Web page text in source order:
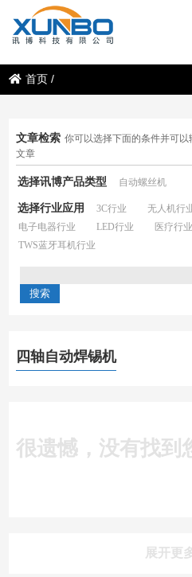
首页 /
文章检索 你可以选择下面的条件并可
文章
选择讯博产品类型 自动螺丝机
选择行业应用 3C行业 无人机行
电子电器行业
LED行业 医疗行业
TWS蓝牙耳机行业
四轴自动焊锡机
很遗憾，没有找到
展开更